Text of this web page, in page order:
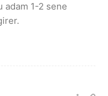
adam 1-2 sene